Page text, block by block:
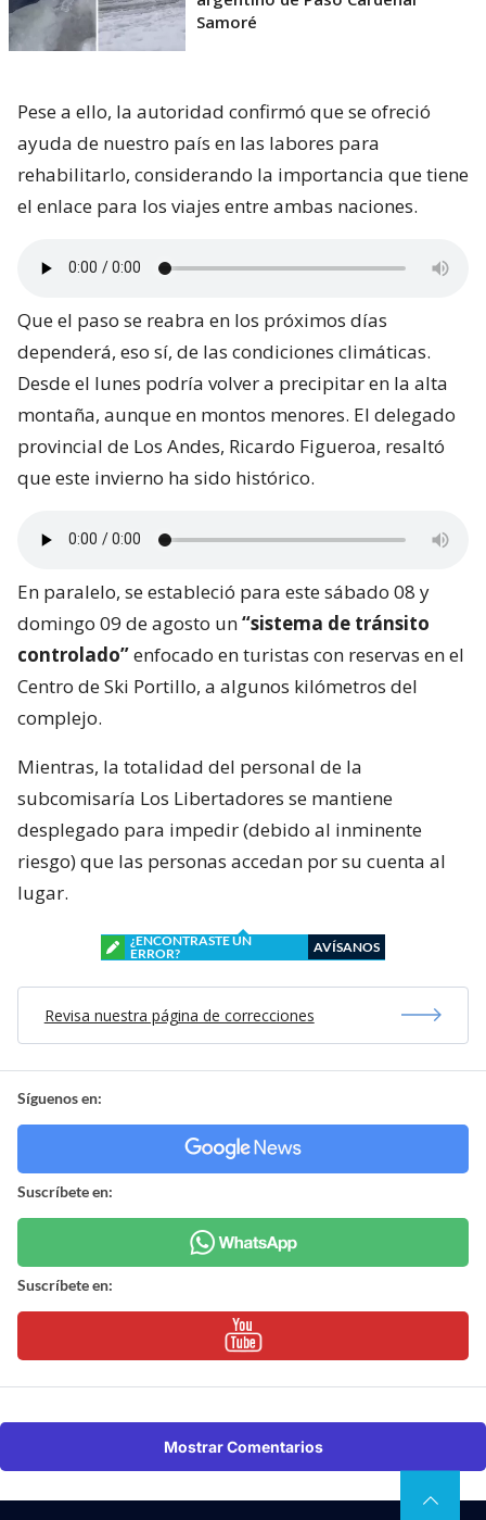
Samoré
Pese a ello, la autoridad confirmó que se ofreció
ayuda de nuestro país en las labores para
rehabilitarlo, considerando la importancia que tiene
el enlace para los viajes entre ambas naciones.
Que el paso se reabra en los próximos días
dependerá, eso sí, de las condiciones climáticas.
Desde el lunes podría volver a precipitar en la alta
montaña, aunque en montos menores. El delegado
provincial de Los Andes, Ricardo Figueroa, resaltó
que este invierno ha sido histórico.
En paralelo, se estableció para este sábado 08 y
domingo 09 de agosto un“sistema de tránsito
controlado”enfocado en turistas con reservas en el
Centro de Ski Portillo, a algunos kilómetros del
complejo.
Mientras, la totalidad del personal de la
subcomisaría Los Libertadores se mantiene
desplegado para impedir (debido al inminente
riesgo) que las personas accedan por su cuenta al
lugar.
¿ENCONTRASTE UN
ERROR?
AVÍSANOS
Revisa nuestra página de correcciones
Síguenos en:
Suscríbete en:
Suscríbete en:
Mostrar Comentarios